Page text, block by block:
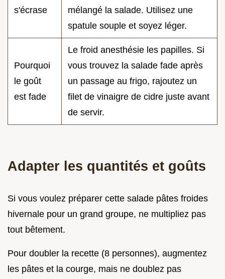
s'écrase
mélangé la salade. Utilisez une
spatule souple et soyez léger.
Pourquoi
le goût
est fade
Le froid anesthésie les papilles. Si
vous trouvez la salade fade après
un passage au frigo, rajoutez un
filet de vinaigre de cidre juste avant
de servir.
Adapter les quantités et goûts
Si vous voulez préparer cette salade pâtes froides
hivernale pour un grand groupe, ne multipliez pas
tout bêtement.
Pour doubler la recette (8 personnes), augmentez
les pâtes et la courge, mais ne doublez pas